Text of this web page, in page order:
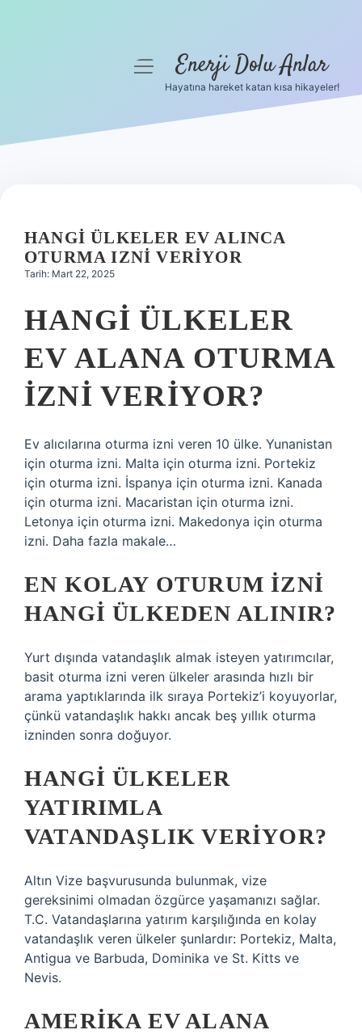
Hakkımızda
menüyüEnerji Dolu Anlar
Hayatına hareket katan kısa hikayeler!
HANGI ÜLKELER EV ALINCA
OTURMA IZNI VERIYOR
Tarih: Mart 22, 2025
HANGI ÜLKELER
EV ALANA OTURMA
IZNI VERIYOR?
Ev alıcılarına oturma izni veren 10 ülke. Yunanistan
için oturma izni. Malta için oturma izni. Portekiz
için oturma izni. İspanya için oturma izni. Kanada
için oturma izni. Macaristan için oturma izni.
Letonya için oturma izni. Makedonya için oturma
izni. Daha fazla makale…
EN KOLAY OTURUM IZNI
HANGI ÜLKEDEN ALINIR?
Yurt dışında vatandaşlık almak isteyen yatırımcılar,
basit oturma izni veren ülkeler arasında hızlı bir
arama yaptıklarında ilk sıraya Portekiz’i koyuyorlar,
çünkü vatandaşlık hakkı ancak beş yıllık oturma
izninden sonra doğuyor.
HANGI ÜLKELER
YATIRIMLA
VATANDAŞLIK VERIYOR?
Altın Vize başvurusunda bulunmak, vize
gereksinimi olmadan özgürce yaşamanızı sağlar.
T.C. Vatandaşlarına yatırım karşılığında en kolay
vatandaşlık veren ülkeler şunlardır: Portekiz, Malta,
Antigua ve Barbuda, Dominika ve St. Kitts ve
Nevis.
AMERIKA EV ALANA